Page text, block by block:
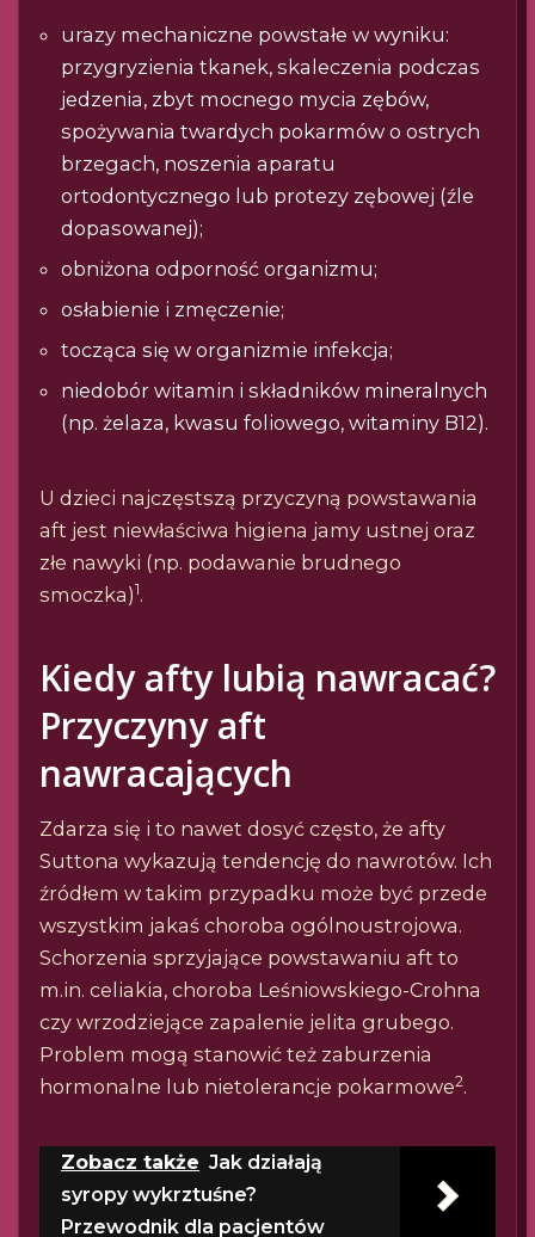
urazy mechaniczne powstałe w wyniku:
przygryzienia tkanek, skaleczenia podczas
jedzenia, zbyt mocnego mycia zębów,
spożywania twardych pokarmów o ostrych
brzegach, noszenia aparatu
ortodontycznego lub protezy zębowej (źle
dopasowanej);
obniżona odporność organizmu;
osłabienie i zmęczenie;
tocząca się w organizmie infekcja;
niedobór witamin i składników mineralnych
(np. żelaza, kwasu foliowego, witaminy B12).
U dzieci najczęstszą przyczyną powstawania
aft jest niewłaściwa higiena jamy ustnej oraz
złe nawyki (np. podawanie brudnego
smoczka)1.
Kiedy afty lubią nawracać?
Przyczyny aft
nawracających
Zdarza się i to nawet dosyć często, że afty
Suttona wykazują tendencję do nawrotów. Ich
źródłem w takim przypadku może być przede
wszystkim jakaś choroba ogólnoustrojowa.
Schorzenia sprzyjające powstawaniu aft to
m.in. celiakia, choroba Leśniowskiego-Crohna
czy wrzodziejące zapalenie jelita grubego.
Problem mogą stanowić też zaburzenia
hormonalne lub nietolerancje pokarmowe2.
Zobacz także Jak działają
syropy wykrztuśne?
Przewodnik dla pacjentów